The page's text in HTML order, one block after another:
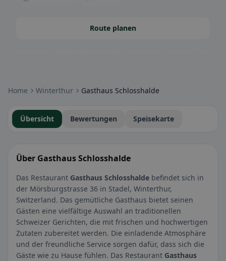
Route planen
Home Winterthur Gasthaus Schlosshalde
Übersicht Bewertungen Speisekarte
Über Gasthaus Schlosshalde
Das Restaurant Gasthaus Schlosshalde befindet sich in
der Mörsburgstrasse 36 in Stadel, Winterthur,
Switzerland. Das gemütliche Gasthaus bietet seinen
Gästen eine vielfältige Auswahl an traditionellen
Schweizer Gerichten, die mit frischen und hochwertigen
Zutaten zubereitet werden. Die einladende Atmosphäre
und der freundliche Service sorgen dafür, dass sich die
Gäste wie zu Hause fühlen. Das Restaurant Gasthaus